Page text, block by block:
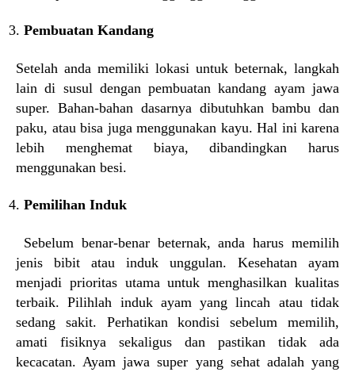
Pembuatan Kandang
Setelah anda memiliki lokasi untuk beternak, langkah
lain di susul dengan pembuatan kandang ayam jawa
super. Bahan-bahan dasarnya dibutuhkan bambu dan
paku, atau bisa juga menggunakan kayu. Hal ini karena
lebih menghemat biaya, dibandingkan harus
menggunakan besi.
Pemilihan Induk
Sebelum benar-benar beternak, anda harus memilih
jenis bibit atau induk unggulan. Kesehatan ayam
menjadi prioritas utama untuk menghasilkan kualitas
terbaik. Pilihlah induk ayam yang lincah atau tidak
sedang sakit. Perhatikan kondisi sebelum memilih,
amati fisiknya sekaligus dan pastikan tidak ada
kecacatan. Ayam jawa super yang sehat adalah yang